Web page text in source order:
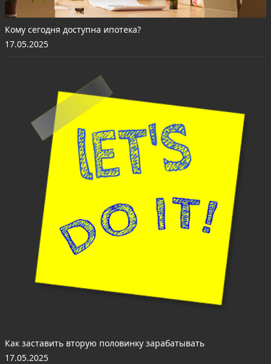
Кому сегодня доступна ипотека?
17.05.2025
Как заставить вторую половинку зарабатывать
17.05.2025